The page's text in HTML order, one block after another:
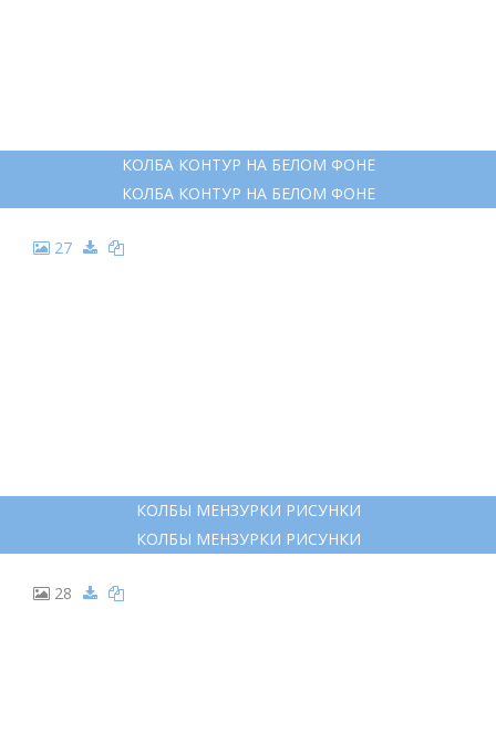
КОЛБА КОНТУР НА БЕЛОМ ФОНЕ
КОЛБА КОНТУР НА БЕЛОМ ФОНЕ
27
КОЛБЫ МЕНЗУРКИ РИСУНКИ
КОЛБЫ МЕНЗУРКИ РИСУНКИ
28